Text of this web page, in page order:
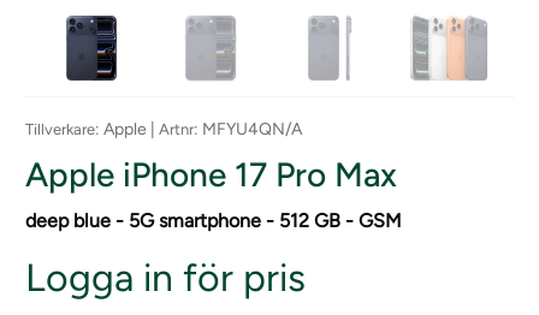
Tillverkare: Apple | Artnr: MFYU4QN/A
Apple iPhone 17 Pro Max
deep blue - 5G smartphone - 512 GB - GSM
Logga in för pris